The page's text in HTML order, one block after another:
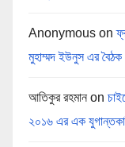
Anonymous on
মুহাম্মদ ইউনুস এর বৈঠক
আতিকুর রহমান on
২০১৬ এর এক